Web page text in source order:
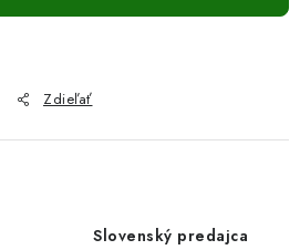
Zdieľať
Slovenský predajca